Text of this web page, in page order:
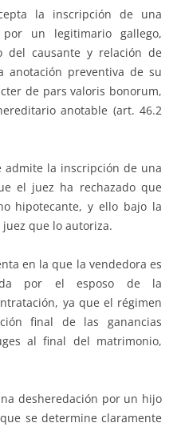
la inscripción de una
un legitimario gallego,
del causante y relación de
anotación preventiva de su
de pars valoris bonorum,
anotable (art. 46.2
admite la inscripción de una
el juez ha rechazado que
hipotecante, y ello bajo la
que lo autoriza.
en la que la vendedora es
por el esposo de la
ya que el régimen
final de las ganancias
al final del matrimonio,
desheredación por un hijo
se determine claramente